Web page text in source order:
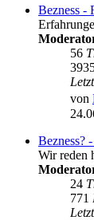
Bezness -
56
von
Bezness?
Wir reden
24
771